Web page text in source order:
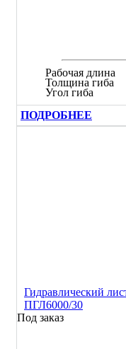
Рабочая длина
Толщина гиба
Угол гиба
ПОДРОБНЕЕ
Гидравлический
ПГЛ6000/30
Под заказ